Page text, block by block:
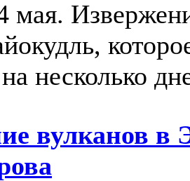
мая.
несколько
вулканов в